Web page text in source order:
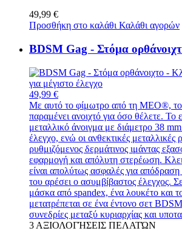
49,99 €
Προσθήκη στο καλάθι Καλάθι αγορών
BDSM Gag - Στόμα
49,99 €
Με αυτό το φίμωτρο από τη MEO®,
παραμένει ανοιχτό για όσο θέλετε. Το
μεταλλικό άνοιγμα με διάμετρο 38
έλεγχο, ενώ οι ανθεκτικές μεταλλικές
ρυθμιζόμενος δερμάτινος ιμάντας
εφαρμογή και απόλυτη στερέωση.
είναι απολύτως ασφαλές για απόδραση
του αρέσει ο ασυμβίβαστος έλεγχος.
μάσκα από spandex, ένα λουκέτο και
μετατρέπεται σε ένα έντονο σετ
συνεδρίες μεταξύ κυριαρχίας και
3 ΑΞΙΟΛΟΓΉΣΕΙΣ ΠΕΛΑΤΏΝ